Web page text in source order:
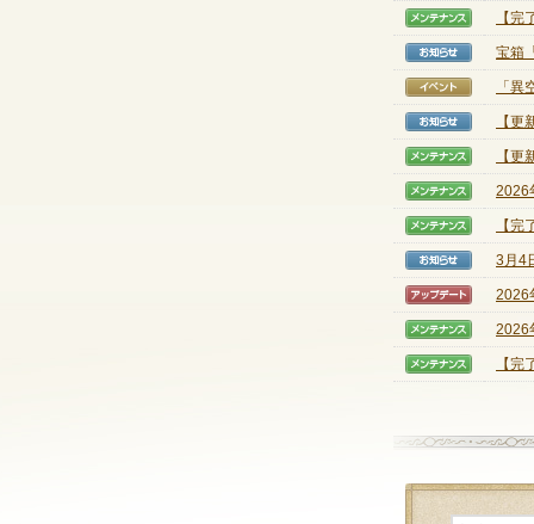
【メ
【
【お
宝箱
【イ
「
【お
【
【メ
【
【メ
2026
【メ
【
【お
3月4
【ア
2026
【メ
2026
【メ
【